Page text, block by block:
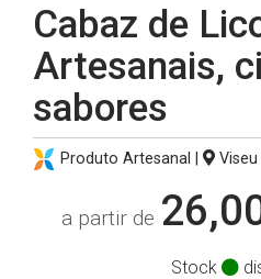
Cabaz de
Artesanais,
sabores
Produto Artesanal | Viseu
a partir de
Stock